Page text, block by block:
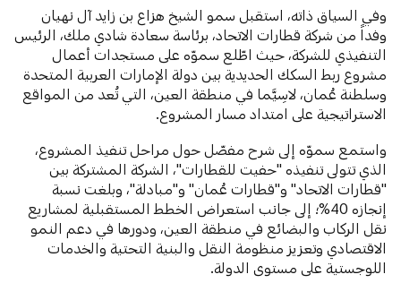
وفي السياق ذاته، استقبل سمو الشيخ هزاع بن زايد آل نهيان
وفداً من شركة قطارات الاتحاد، برئاسة سعادة شادي ملك، الرئيس
التنفيذي للشركة، حيث اطّلع سموّه على مستجدات أعمال
مشروع ربط السكك الحديدية بين دولة الإمارات العربية المتحدة
وسلطنة عُمان، لاسِيَّما في منطقة العين، التي تُعد من المواقع
الاستراتيجية على امتداد مسار المشروع.
واستمع سموّه إلى شرح مفصّل حول مراحل تنفيذ المشروع،
الذي تتولى تنفيذه "حفيت للقطارات"، الشركة المشتركة بين
"قطارات الاتحاد" و"قطارات عُمان" و"مبادلة"، وبلغت نسبة
إنجازه 40%؛ إلى جانب استعراض الخطط المستقبلية لمشاريع
نقل الركاب والبضائع في منطقة العين، ودورها في دعم النمو
الاقتصادي وتعزيز منظومة النقل والبنية التحتية والخدمات
اللوجستية على مستوى الدولة.